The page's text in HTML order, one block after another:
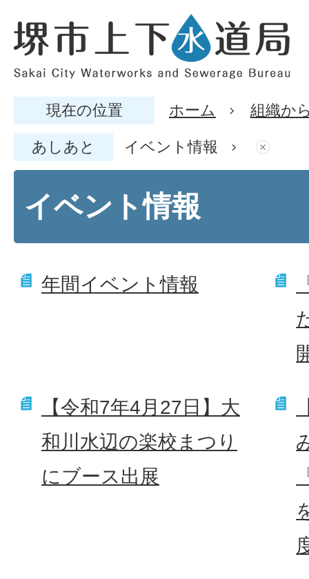
現在の位置 ホーム 組織か
あしあと イベント情報
イベント情報
年間イベント情報
【令和7年4月27日】大
和川水辺の楽校まつり
にブース出展